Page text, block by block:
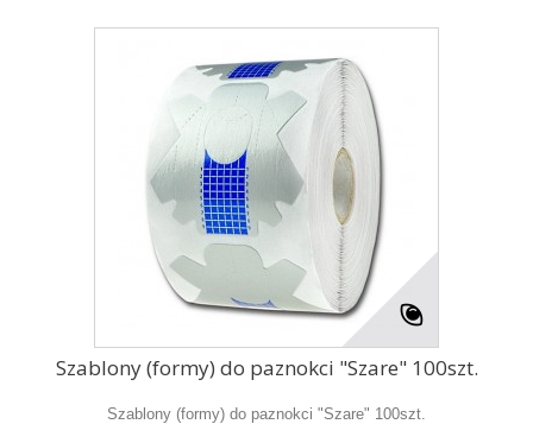
Szablony (formy) do paznokci "Szare" 100szt.
Szablony (formy) do paznokci "Szare" 100szt.